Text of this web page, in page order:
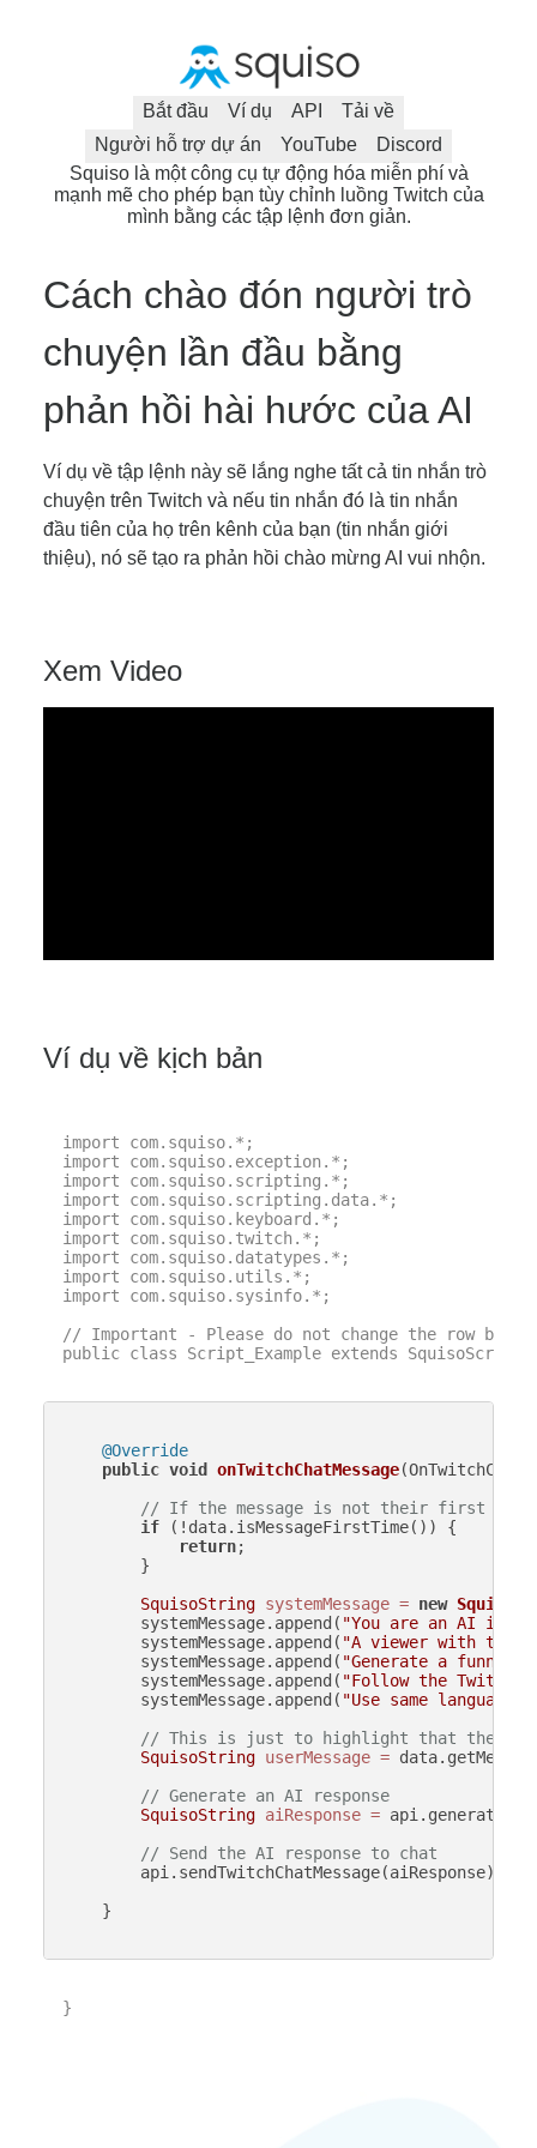
Bắt đầu Ví dụ API
Tải về
Người hỗ trợ dự án
YouTube
Discord
Squiso là một công cụ tự động hóa miễn phí và
mạnh mẽ cho phép bạn tùy chỉnh luồng Twitch của
mình bằng các tập lệnh đơn giản.
Cách chào đón người trò
chuyện lần đầu bằng
phản hồi hài hước của AI
Ví dụ về tập lệnh này sẽ lắng nghe tất cả tin nhắn trò
chuyện trên Twitch và nếu tin nhắn đó là tin nhắn
đầu tiên của họ trên kênh của bạn (tin nhắn giới
thiệu), nó sẽ tạo ra phản hồi chào mừng AI vui nhộn.
Xem Video
Ví dụ về kịch bản
import com.squiso.*;
import com.squiso.exception.*;
import com.squiso.scripting.*;
import com.squiso.scripting.data.*;
import com.squiso.keyboard.*;
import com.squiso.twitch.*;
import com.squiso.datatypes.*;
import com.squiso.utils.*;
import com.squiso.sysinfo.*;
// Important - Please do not change the row
public class Script_Example extends SquisoScript
@Override
public void onTwitchChatMessage
// If the message is not their first time
if (!data.isMessageFirstTime()) {
return;
        }
SquisoString systemMessage = new
        systemMessage.append(
"You are an AI in
        systemMessage.append(
"A viewer with the
        systemMessage.append(
"Generate a funny
        systemMessage.append(
"Follow the Twitch
        systemMessage.append(
"Use same language
// This is just to highlight that the AI
SquisoString userMessage =
// Generate an AI response
SquisoString aiResponse =
// Send the AI response to chat
        api.sendTwitchChatMessage(aiResponse);
    }
}